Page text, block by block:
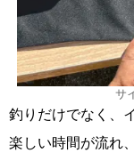
サ
釣りだけでなく、
楽しい時間が流れ